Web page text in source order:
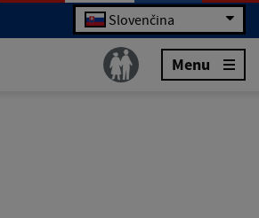
Slovenčina
Menu